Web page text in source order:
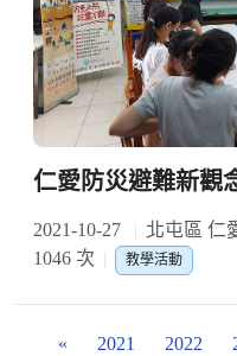
仁愛防災避難新觀
2021-10-27 北屯區 仁
1046 次
教學活動
« 2021 2022